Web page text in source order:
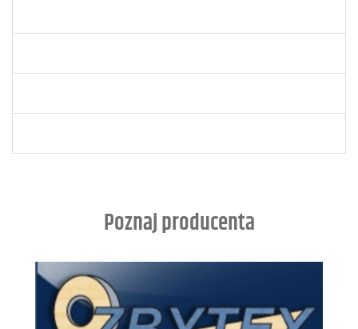
Poznaj producenta